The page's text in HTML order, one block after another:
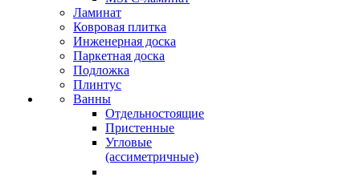
Ламинат
Ковровая плитка
Инженерная доска
Паркетная доска
Подложка
Плинтус
Ванны
Отдельностоящие
Пристенные
Угловые
(ассиметричные)